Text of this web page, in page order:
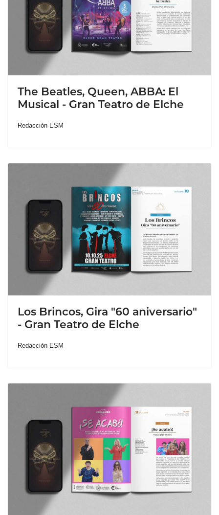
The Beatles, Queen, ABBA: El
Musical - Gran Teatro de Elche
Redacción ESM
Los Brincos, Gira "60 aniversario"
- Gran Teatro de Elche
Redacción ESM